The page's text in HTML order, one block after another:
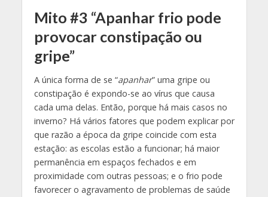
Mito #3 “Apanhar frio pode
provocar constipação ou
gripe”
A única forma de se “apanhar” uma gripe ou
constipação é expondo-se ao vírus que causa
cada uma delas. Então, porque há mais casos no
inverno? Há vários fatores que podem explicar por
que razão a época da gripe coincide com esta
estação: as escolas estão a funcionar; há maior
permanência em espaços fechados e em
proximidade com outras pessoas; e o frio pode
favorecer o agravamento de problemas de saúde